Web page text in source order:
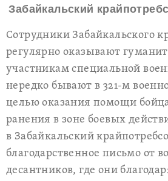
Забайкальский
Сотрудники Забайкальского
регулярно оказывают
участникам специальной
нередко бывают в 321-м
целью оказания помощи
ранения в зоне боевых
в Забайкальский
благодарственное письмо от
десантников, где они